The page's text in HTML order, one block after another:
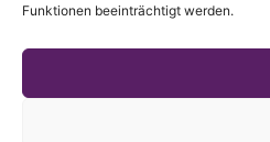
Funktionen beeinträchtigt werden.